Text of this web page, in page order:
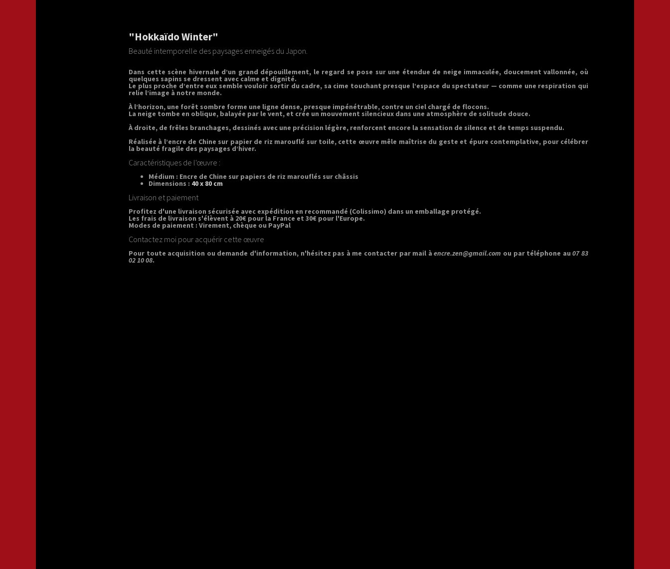
"Hokkaïdo Winter"
Beauté intemporelle des paysages enneigés du Japon.
Dans cette scène hivernale d’un grand dépouillement, le regard se pose sur une étendue de neige immaculée, doucement vallonnée, où
quelques sapins se dressent avec calme et dignité.
Le plus proche d’entre eux semble vouloir sortir du cadre, sa cime touchant presque l’espace du spectateur — comme une respiration qui
relie l’image à notre monde.
À l’horizon, une forêt sombre forme une ligne dense, presque impénétrable, contre un ciel chargé de flocons.
La neige tombe en oblique, balayée par le vent, et crée un mouvement silencieux dans une atmosphère de solitude douce.
À droite, de frêles branchages, dessinés avec une précision légère, renforcent encore la sensation de silence et de temps suspendu.
Réalisée à l’encre de Chine sur papier de riz marouflé sur toile, cette œuvre mêle maîtrise du geste et épure contemplative, pour célébrer
la beauté fragile des paysages d’hiver.
Caractéristiques de l'œuvre :
Médium : Encre de Chine sur papiers de riz marouflés sur châssis
Dimensions : 40 x 80 cm
Livraison et paiement
Profitez d'une livraison sécurisée avec expédition en recommandé (Colissimo) dans un emballage protégé.
Les frais de livraison s'élèvent à 20€ pour la France et 30€ pour l'Europe.
Modes de paiement : Virement, chèque ou PayPal
Contactez moi pour acquérir cette œuvre
Pour toute acquisition ou demande d'information, n'hésitez pas à me contacter par mail àencre.zen@gmail.com ou par téléphone au07 83
02 10 08.